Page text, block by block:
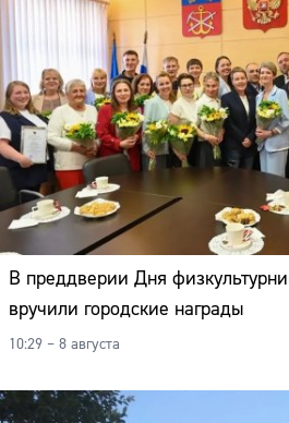
В преддверии Дня
вручили городские награды
10:29 – 8 августа
Сайт: